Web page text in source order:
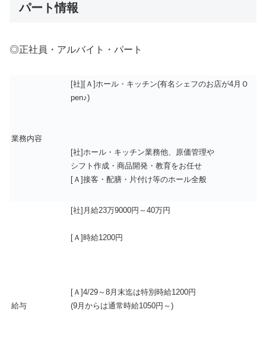
パート情報
◎正社員・アルバイト・パート
業務内容
[社][Ａ]ホール・キッチン(有名シェフのお店が4月Ｏ
pen♪)
[社]ホール・キッチン業務他、原価管理や
シフト作成・商品開発・教育をお任せ
[Ａ]接客・配膳・片付け等のホール全般
給与
[社]月給23万9000円～40万円
[Ａ]時給1200円
[Ａ]4/29～8月末迄は特別時給1200円
(9月からは通常時給1050円～)